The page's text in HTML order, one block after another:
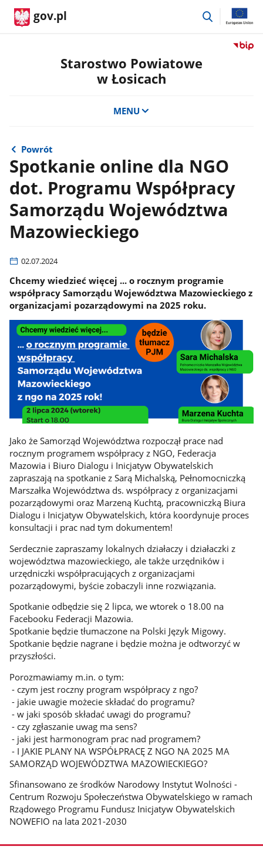
gov.pl
przejdź
Przejdź
Starostwo Powiatowe
w Łosicach
MENU
Powrót
Spotkanie online dla NGO
dot. Programu Współpracy
Samorządu Województwa
Mazowieckiego
02.07.2024
Chcemy wiedzieć więcej ... o rocznym programie
współpracy Samorządu Województwa Mazowieckiego z
organizacjami pozarządowymi na 2025 roku.
Jako że Samorząd Województwa rozpoczął prace nad
rocznym programem współpracy z NGO, Federacja
Mazowia i Biuro Dialogu i Inicjatyw Obywatelskich
zapraszają na spotkanie z Sarą Michalską, Pełnomocniczką
Marszałka Województwa ds. współpracy z organizacjami
pozarządowymi oraz Marzeną Kuchtą, pracowniczką Biura
Dialogu i Inicjatyw Obywatelskich, która koordynuje proces
konsultacji i prac nad tym dokumentem!
Serdecznie zapraszamy lokalnych działaczy i działaczki z
województwa mazowieckiego, ale także urzędników i
urzędniczki współpracujących z organizacjami
pozarządowymi, byście zobaczyli inne rozwiązania.
Spotkanie odbędzie się 2 lipca, we wtorek o 18.00 na
Facebooku Federacji Mazowia.
Spotkanie będzie tłumaczone na Polski Język Migowy.
Spotkanie będzie nagrane i będzie można je odtworzyć w
przyszłości.
Porozmawiamy m.in. o tym:
- czym jest roczny program współpracy z ngo?
- jakie uwagie możecie składać do programu?
- w jaki sposób składać uwagi do programu?
- czy zgłaszanie uwag ma sens?
- jaki jest harmonogram prac nad programem?
- I JAKIE PLANY NA WSPÓŁPRACĘ Z NGO NA 2025 MA
SAMORZĄD WOJEWÓDZTWA MAZOWIECKIEGO?
Sfinansowano ze środków Narodowy Instytut Wolności -
Centrum Rozwoju Społeczeństwa Obywatelskiego w ramach
Rządowego Programu Fundusz Inicjatyw Obywatelskich
NOWEFIO na lata 2021-2030